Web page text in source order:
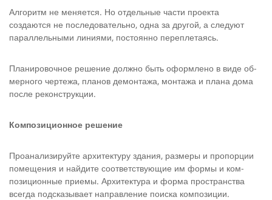
Алгоритм не меняется. Но отдельные части проекта
создаются не последовательно, одна за другой, а следуют
параллельными линиями, постоянно переплетаясь.
Планировочное решение должно быть оформлено в виде об­
мерного чертежа, планов демонтажа, монтажа и плана дома
после реконструкции.
Композиционное решение
Проанализируйте архитектуру здания, размеры и пропорции
помещения и найдите соответствующие им формы и ком­
позиционные приемы. Архитектура и форма пространства
всег­да подсказывает направление поиска композиции.